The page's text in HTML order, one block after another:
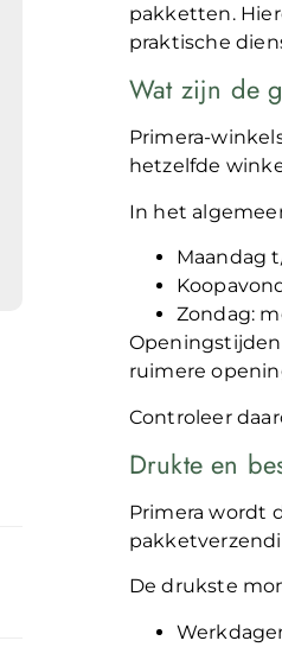
pakketten.
praktische
Wat zijn de
Primera-
hetzelfde
In het
Maandag
Zondag:
ruimere
Controleer
Drukte en
Primera wordt
De drukste